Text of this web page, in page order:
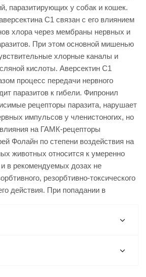
паразитирующих у собак и кошек.
С1 связан с его влиянием
хлора через мембраны нервных и
При этом основной мишенью
хлорные каналы и
кислоты. Аверсектин С1
процесс передачи нервного
паразитов к гибели. Фипронил
рецепторы паразита, нарушает
импульсов у членистоногих, но
влияния на ГАМК-рецепторы
Фолайн по степени воздействия на
животных относится к умеренно
в рекомендуемых дозах не
резорбтивно-токсического
действия. При попадании в